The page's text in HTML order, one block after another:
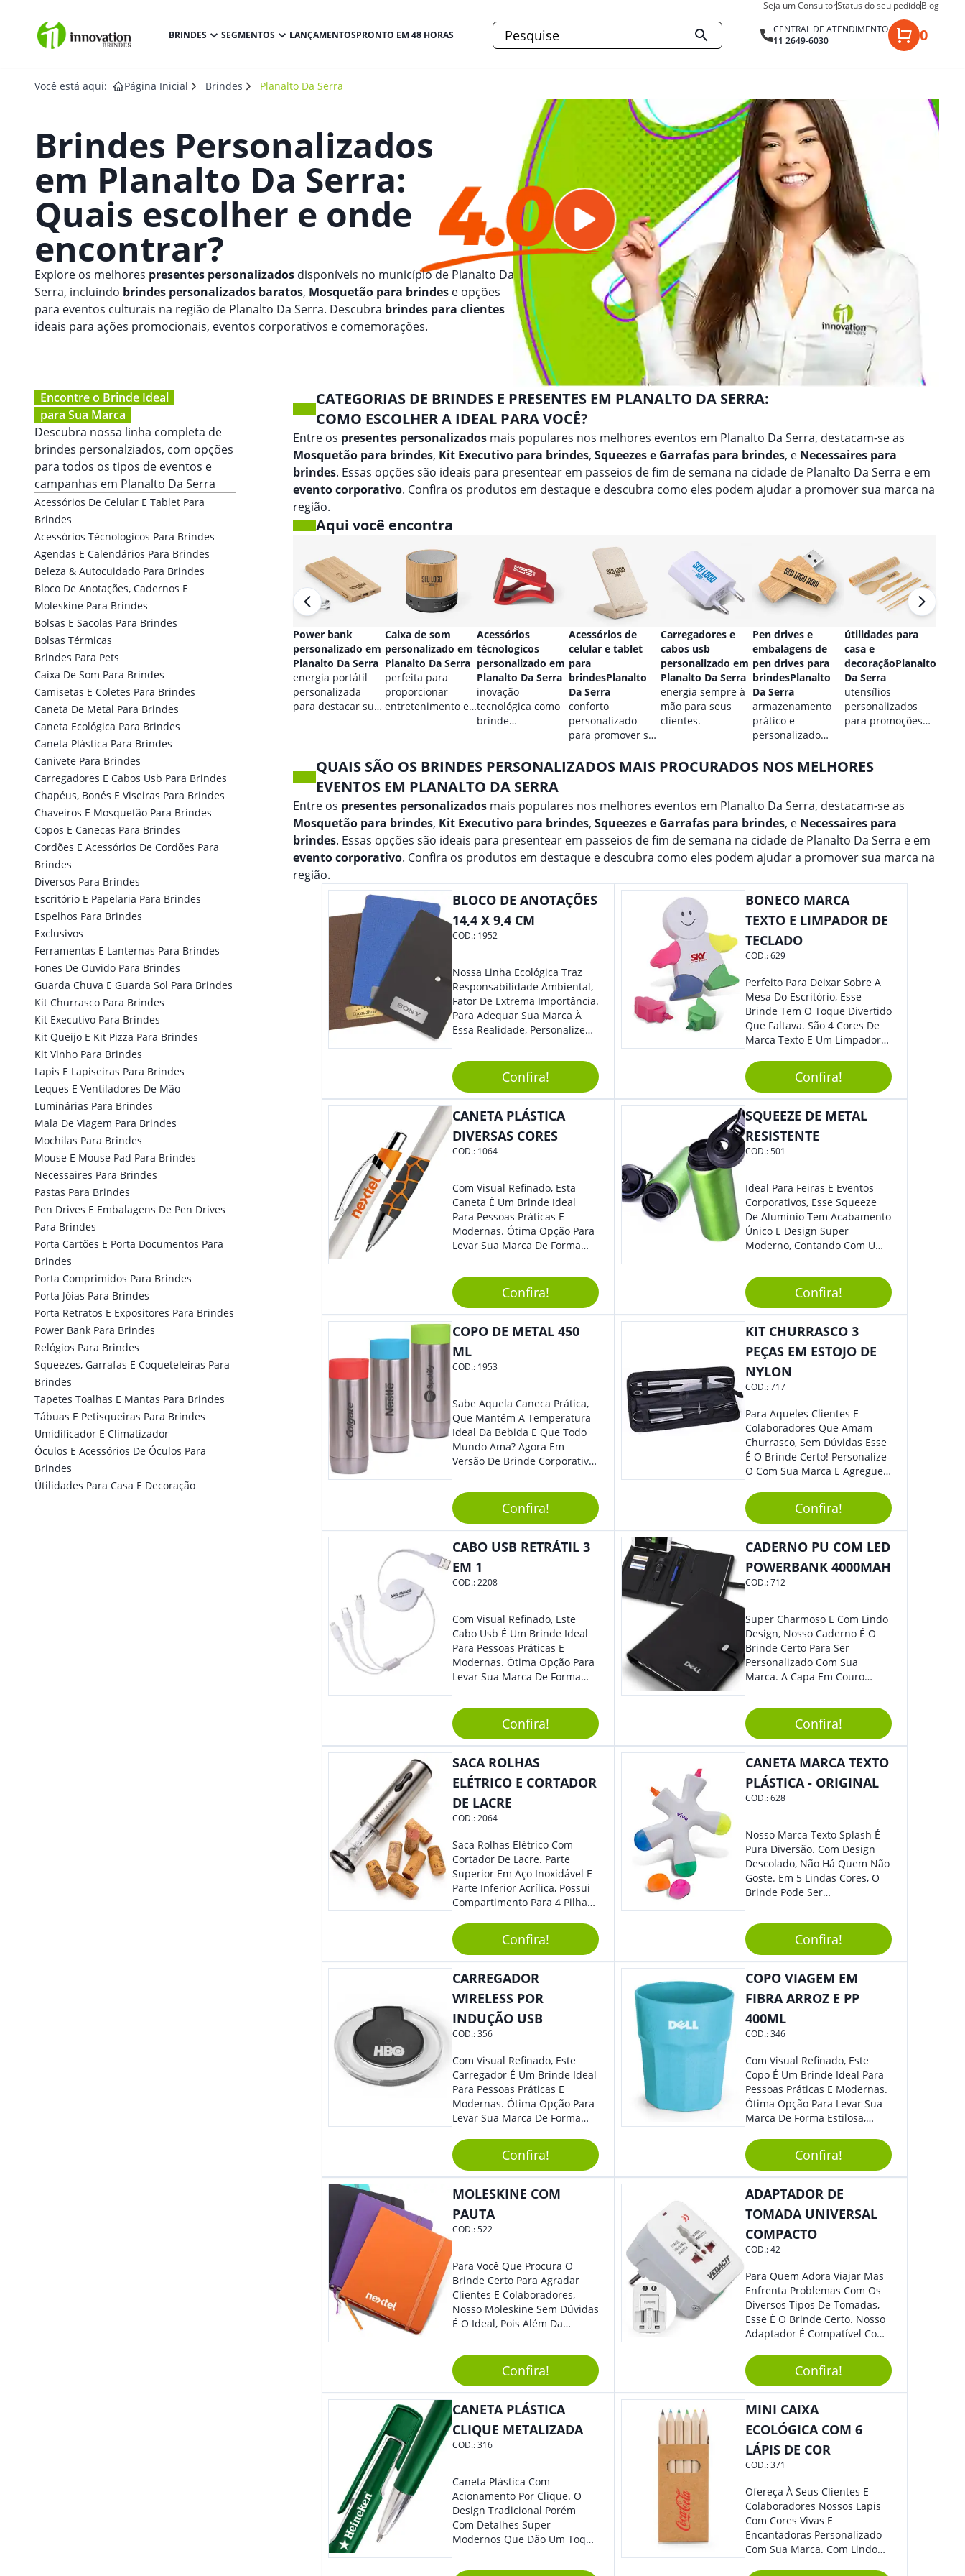
Seja um ConsultorStatus do seu pedidoBlog
BRINDES SEGMENTOS LANÇAMENTOSPRONTO EM 48 HORAS
CENTRAL DE ATENDIMENTO
11 2649-6030
0
Você está aqui: Página Inicial Brindes Planalto Da Serra
Brindes Personalizados
em Planalto Da Serra:
Quais escolher e onde
encontrar?
Explore os melhores presentes personalizados disponíveis no município de Planalto Da
Serra, incluindo brindes personalizados baratos, Mosquetão para brindes e opções
para eventos culturais na região de Planalto Da Serra. Descubra brindes para clientes
ideais para ações promocionais, eventos corporativos e comemorações.
Encontre o Brinde Ideal
para Sua Marca
Descubra nossa linha completa de
brindes personalziados, com opções
para todos os tipos de eventos e
campanhas em Planalto Da Serra
Acessórios De Celular E Tablet Para
Brindes
Acessórios Técnologicos Para Brindes
Agendas E Calendários Para Brindes
Beleza & Autocuidado Para Brindes
Bloco De Anotações, Cadernos E
Moleskine Para Brindes
Bolsas E Sacolas Para Brindes
Bolsas Térmicas
Brindes Para Pets
Caixa De Som Para Brindes
Camisetas E Coletes Para Brindes
Caneta De Metal Para Brindes
Caneta Ecológica Para Brindes
Caneta Plástica Para Brindes
Canivete Para Brindes
Carregadores E Cabos Usb Para Brindes
Chapéus, Bonés E Viseiras Para Brindes
Chaveiros E Mosquetão Para Brindes
Copos E Canecas Para Brindes
Cordões E Acessórios De Cordões Para
Brindes
Diversos Para Brindes
Escritório E Papelaria Para Brindes
Espelhos Para Brindes
Exclusivos
Ferramentas E Lanternas Para Brindes
Fones De Ouvido Para Brindes
Guarda Chuva E Guarda Sol Para Brindes
Kit Churrasco Para Brindes
Kit Executivo Para Brindes
Kit Queijo E Kit Pizza Para Brindes
Kit Vinho Para Brindes
Lapis E Lapiseiras Para Brindes
Leques E Ventiladores De Mão
Luminárias Para Brindes
Mala De Viagem Para Brindes
Mochilas Para Brindes
Mouse E Mouse Pad Para Brindes
Necessaires Para Brindes
Pastas Para Brindes
Pen Drives E Embalagens De Pen Drives
Para Brindes
Porta Cartões E Porta Documentos Para
Brindes
Porta Comprimidos Para Brindes
Porta Jóias Para Brindes
Porta Retratos E Expositores Para Brindes
Power Bank Para Brindes
Relógios Para Brindes
Squeezes, Garrafas E Coqueteleiras Para
Brindes
Tapetes Toalhas E Mantas Para Brindes
Tábuas E Petisqueiras Para Brindes
Umidificador E Climatizador
Óculos E Acessórios De Óculos Para
Brindes
Útilidades Para Casa E Decoração
CATEGORIAS DE BRINDES E PRESENTES EM PLANALTO DA SERRA:
COMO ESCOLHER A IDEAL PARA VOCÊ?
Entre os presentes personalizados mais populares nos melhores eventos em Planalto Da Serra, destacam-se as
Mosquetão para brindes, Kit Executivo para brindes, Squeezes e Garrafas para brindes, e Necessaires para
brindes. Essas opções são ideais para presentear em passeios de fim de semana na cidade de Planalto Da Serra e em
evento corporativo. Confira os produtos em destaque e descubra como eles podem ajudar a promover sua marca na
região.
Aqui você encontra
Power bank
personalizado em
Planalto Da Serra
energia portátil
personalizada
para destacar sua
Caixa de som
personalizado em
Planalto Da Serra
perfeita para
proporcionar
entretenimento e
Acessórios
técnologicos
personalizado em
Planalto Da Serra
inovação
tecnológica como
brinde
Acessórios de
celular e tablet
para
brindesPlanalto
Da Serra
conforto
personalizado
para promover sua
Carregadores e
cabos usb
personalizado em
Planalto Da Serra
energia sempre à
mão para seus
clientes.
Pen drives e
embalagens de
pen drives para
brindesPlanalto
Da Serra
armazenamento
prático e
personalizado
útilidades para
casa e
decoraçãoPlanalto
Da Serra
utensílios
personalizados
para promoções
QUAIS SÃO OS BRINDES PERSONALIZADOS MAIS PROCURADOS NOS MELHORES
EVENTOS EM PLANALTO DA SERRA
Entre os presentes personalizados mais populares nos melhores eventos em Planalto Da Serra, destacam-se as
Mosquetão para brindes, Kit Executivo para brindes, Squeezes e Garrafas para brindes, e Necessaires para
brindes. Essas opções são ideais para presentear em passeios de fim de semana na cidade de Planalto Da Serra e em
evento corporativo. Confira os produtos em destaque e descubra como eles podem ajudar a promover sua marca na
região.
BLOCO DE ANOTAÇÕES
14,4 X 9,4 CM
COD.: 1952
Nossa Linha Ecológica Traz
Responsabilidade Ambiental,
Fator De Extrema Importância.
Para Adequar Sua Marca À
Essa Realidade, Personalize
Anotações Com Post-It E
Caneta. Elaborado A Partir De
Material Reciclado, O Brinde
Também É Prático, Tornando-
Se Assim Excelente Para Uso
Cotidiano. Perfeito, Não É?!
Confira!
BONECO MARCA
TEXTO E LIMPADOR DE
TECLADO
COD.:629
Perfeito Para Deixar Sobre A
Mesa Do Escritório, Esse
Brinde Tem O Toque Divertido
Que Faltava. São 4 Cores De
Marca Texto E Um Limpador
Boneco. Demais, Não É?
Personalize Com Sua Marca.
Super Criativo, Seus Clientes E
Colaboradores Irão Adorar.
Confira!
CANETA PLÁSTICA
DIVERSAS CORES
COD.: 1064
Com Visual Refinado, Esta
Caneta É Um Brinde Ideal
Para Pessoas Práticas E
Modernas. Ótima Opção Para
Levar Sua Marca De Forma
Sua Empresa Em Eventos,
Reuniões Corporativas Ou Até
Mesmo Para Presentear
Colaboradores E Parceiros De
Sua Empresa.
Confira!
SQUEEZE DE METAL
RESISTENTE
COD.:501
Ideal Para Feiras E Eventos
Corporativos, Esse Squeeze
De Alumínio Tem Acabamento
Único E Design Super
Moderno, Contando Com Uma
Permite Vazamentos. Sem
Dúvidas É Um Brinde Prático
Que Levará Sua Marca Com
Muito Estilo, Agradando À
Todos.
Confira!
COPO DE METAL 450
ML
COD.: 1953
Sabe Aquela Caneca Prática,
Que Mantém A Temperatura
Ideal Da Bebida E Que Todo
Mundo Ama? Agora Em
Versão De Brinde Corporativo
Sua Marca Com Muito Estilo E
Acrescentar Ainda Mais
Praticidade À Eventos E Feiras
De Exposição.
Confira!
KIT CHURRASCO 3
PEÇAS EM ESTOJO DE
NYLON
COD.:717
Para Aqueles Clientes E
Colaboradores Que Amam
Churrasco, Sem Dúvidas Esse
É O Brinde Certo! Personalize-
O Com Sua Marca E Agregue
É Composto Por 3 Peças Para
O Auxílio No Preparo De
Carnes, Em Um Lindo Estojo. É
A Garantia De Sucesso Para
Eventos Corporativos.
Confira!
CABO USB RETRÁTIL 3
EM 1
COD.:2208
Com Visual Refinado, Este
Cabo Usb É Um Brinde Ideal
Para Pessoas Práticas E
Modernas. Ótima Opção Para
Levar Sua Marca De Forma
Sua Empresa Em Eventos,
Reuniões Corporativas Ou Até
Mesmo Para Presentear
Colaboradores E Parceiros De
Sua Empresa.
Confira!
CADERNO PU COM LED
POWERBANK 4000MAH
COD.:712
Super Charmoso E Com Lindo
Design, Nosso Caderno É O
Brinde Certo Para Ser
Personalizado Com Sua
Marca. A Capa Em Couro
Elástico Permite Maior
Segurança Ao Carregá-Lo.
Ofereça A Seus Clientes E
Colaboradores, Sem Dúvidas
Eles Irão Adorar.
Confira!
SACA ROLHAS
ELÉTRICO E CORTADOR
DE LACRE
COD.:2064
Saca Rolhas Elétrico Com
Cortador De Lacre. Parte
Superior Em Aço Inoxidável E
Parte Inferior Acrílica, Possui
Compartimento Para 4 Pilhas
Acompanha Pilhas) – Contém
Desenho Indicativo De
Abertura E Fechamento Da
Tampa; Botões Para Extração
Inferior Com Anel Cortador De
Lacre (Removível).
Confira!
CANETA MARCA TEXTO
PLÁSTICA - ORIGINAL
COD.:628
Nosso Marca Texto Splash É
Pura Diversão. Com Design
Descolado, Não Há Quem Não
Goste. Em 5 Lindas Cores, O
Brinde Pode Ser
Marca, Demais, Não É? Não
Perca Essa Chance E Ofereça
A Seus Clientes E
Colaboradores.
Confira!
CARREGADOR
WIRELESS POR
INDUÇÃO USB
COD.:356
Com Visual Refinado, Este
Carregador É Um Brinde Ideal
Para Pessoas Práticas E
Modernas. Ótima Opção Para
Levar Sua Marca De Forma
Sua Empresa Em Eventos,
Reuniões Corporativas Ou Até
Mesmo Para Presentear
Colaboradores E Parceiros De
Confira!
COPO VIAGEM EM
FIBRA ARROZ E PP
400ML
COD.:346
Com Visual Refinado, Este
Copo É Um Brinde Ideal Para
Pessoas Práticas E Modernas.
Ótima Opção Para Levar Sua
Marca De Forma Estilosa,
Empresa Em Eventos,
Reuniões Corporativas Ou Até
Mesmo Para Presentear
Colaboradores.
Confira!
MOLESKINE COM
PAUTA
COD.:522
Para Você Que Procura O
Brinde Certo Para Agradar
Clientes E Colaboradores,
Nosso Moleskine Sem Dúvidas
É O Ideal, Pois Além Da
Utilizado Em Diversos
Momentos Do Dia.
Personalize-O Com Sua Marca
E Tenha Ainda Mais Destaque
Em Feiras De Exposições E
Eventos Corporativos.
Confira!
ADAPTADOR DE
TOMADA UNIVERSAL
COMPACTO
COD.:42
Para Quem Adora Viajar Mas
Enfrenta Problemas Com Os
Diversos Tipos De Tomadas,
Esse É O Brinde Certo. Nosso
Adaptador É Compatível Com
Diferentes Países E Com
Todas As Tensões. Em
Tamanho Compacto, É
Perfeito Para Carregar Na
Bolsa Ou Na Mochila. É A
Praticidade Que Todos
Precisam Em Apenas Um
Item! Demais, Não É?!
E Ofereça A Seus Clientes E
Colaboradores. Útil E
Funcional, Com Certeza Todo
Mundo Irá Amar.
Confira!
CANETA PLÁSTICA
CLIQUE METALIZADA
COD.:316
Caneta Plástica Com
Acionamento Por Clique. O
Design Tradicional Porém
Com Detalhes Super
Modernos Que Dão Um Toque
MINI CAIXA
ECOLÓGICA COM 6
LÁPIS DE COR
COD.:371
Ofereça À Seus Clientes E
Colaboradores Nossos Lapis
Com Cores Vivas E
Encantadoras Personalizado
Com Sua Marca. Com Lindo